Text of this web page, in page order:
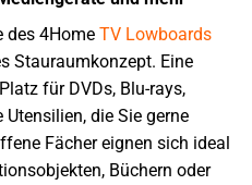
des 4Home TV Lowboards
Stauraumkonzept. Eine
für DVDs, Blu-rays,
die Sie gerne
Fächer eignen sich ideal
Büchern oder